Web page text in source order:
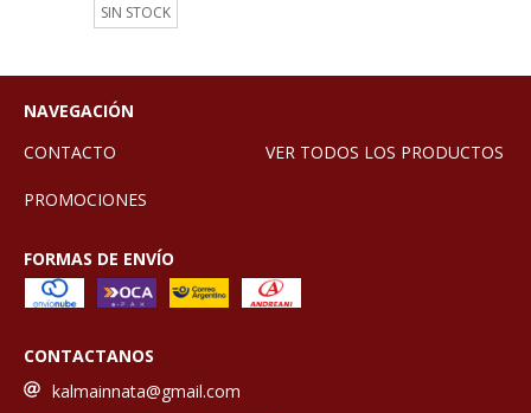
SIN STOCK
NAVEGACIÓN
CONTACTO
VER TODOS LOS PRODUCTOS
PROMOCIONES
FORMAS DE ENVÍO
CONTACTANOS
kalmainnata@gmail.com